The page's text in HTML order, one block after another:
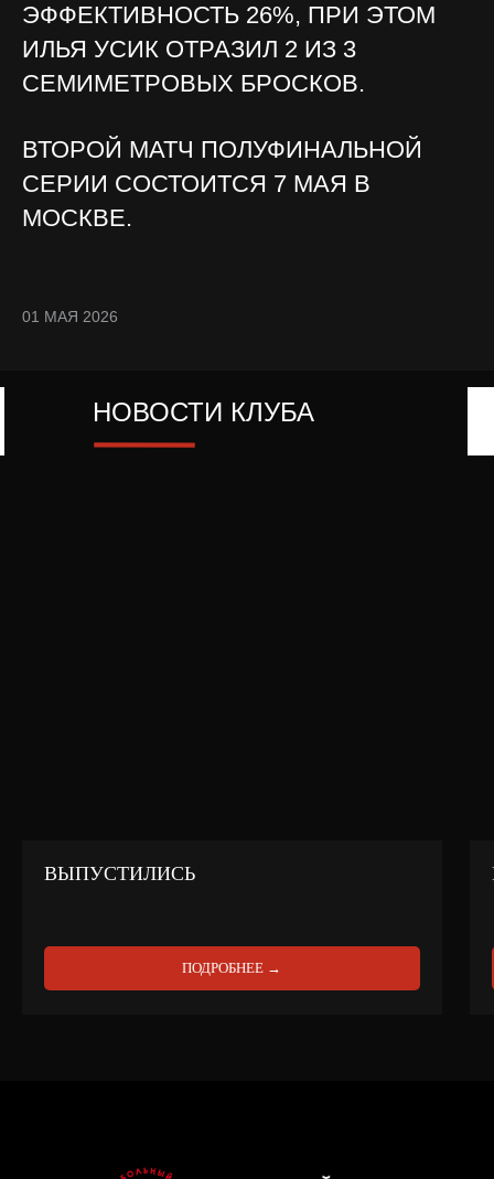
ЭФФЕКТИВНОСТЬ 26%, ПРИ ЭТОМ
ИЛЬЯ УСИК ОТРАЗИЛ 2 ИЗ 3
СЕМИМЕТРОВЫХ БРОСКОВ.
ВТОРОЙ МАТЧ ПОЛУФИНАЛЬНОЙ
СЕРИИ СОСТОИТСЯ 7 МАЯ В
МОСКВЕ.
01 МАЯ 2026
НОВОСТИ КЛУБА
ВЫПУСТИЛИСЬ
ПОДРОБНЕЕ →